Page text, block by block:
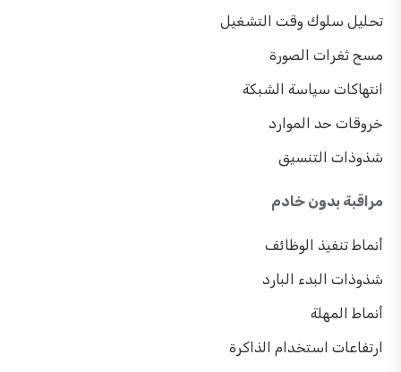
تحليل سلوك وقت التشغيل
مسح ثغرات الصورة
انتهاكات سياسة الشبكة
خروقات حد الموارد
شذوذات التنسيق
مراقبة بدون خادم
أنماط تنفيذ الوظائف
شذوذات البدء البارد
أنماط المهلة
ارتفاعات استخدام الذاكرة